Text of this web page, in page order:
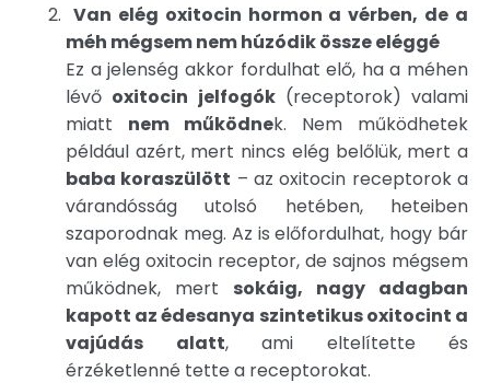
Van elég oxitocin hormon a vérben, de a
méh mégsem nem húzódik össze eléggé
Ez a jelenség akkor fordulhat elő, ha a méhen
lévő oxitocin jelfogók(receptorok) valami
miatt nem működnek. Nem működhetek
például azért, mert nincs elég belőlük, mert a
baba koraszülött – az oxitocin receptorok a
várandósság utolsó hetében, heteiben
szaporodnak meg. Az is előfordulhat, hogy bár
van elég oxitocin receptor, de sajnos mégsem
működnek, mert sokáig, nagy adagban
kapott az édesanya szintetikus oxitocint a
vajúdás alatt, ami eltelítette és
érzéketlenné tette a receptorokat.